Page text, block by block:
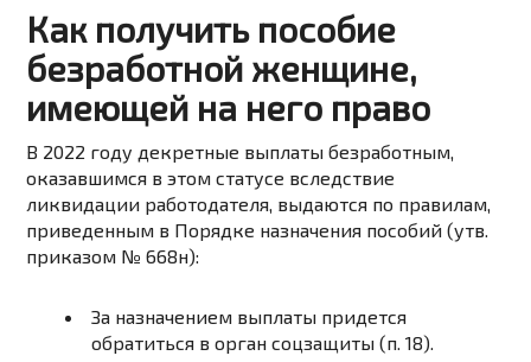
Как получить пособие
безработной женщине,
имеющей на него право
В 2022 году декретные выплаты безработным,
оказавшимся в этом статусе вследствие
ликвидации работодателя, выдаются по правилам,
приведенным в Порядке назначения пособий (утв.
приказом № 668н):
За назначением выплаты придется
обратиться в орган соцзащиты (п. 18).